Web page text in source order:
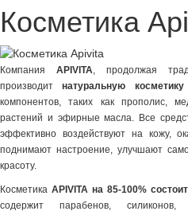
Косметика
Компания APIVITA, продолжая
производитнатуральную косметику
компонентов, таких как прополис,
растений и эфирные масла. Все
эффективно воздействуют на кожу,
поднимают настроение, улучшают
красоту.
Косметика APIVITA на 85-100%
содержит парабенов,